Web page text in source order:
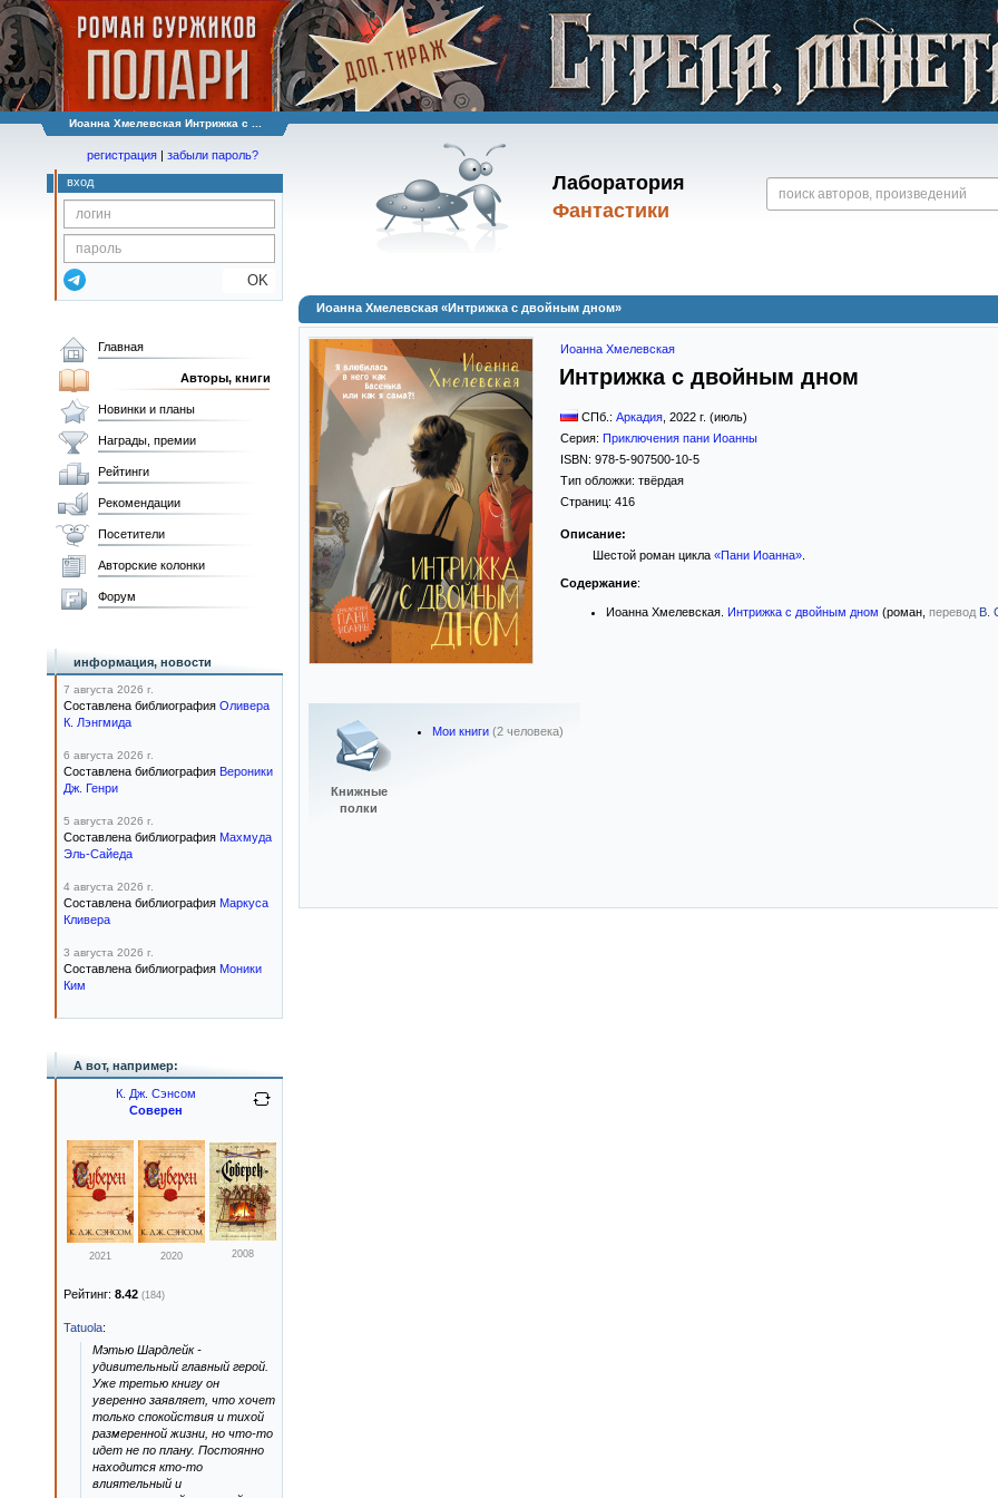
Иоанна Хмелевская Интрижка с ...
Лаборатория
Фантастики
регистрация | забыли пароль?
вход
OK
Иоанна Хмелевская «Интрижка с двойным дном»
Иоанна Хмелевская
Интрижка с двойным дном
СПб.: Аркадия 2022 г. (июль)
Серия: Приключения пани Иоанны
ISBN: 978-5-907500-10-5
Тип обложки: твёрдая
Страниц: 416
Описание:
Шестой роман цикла «Пани Иоанна».
Содержание:
Иоанна Хмелевская. Интрижка с двойным дном (роман, перевод В.
Книжные
полки
Мои книги (2 человека)
Главная
Авторы, книги
Новинки и планы
Награды, премии
Рейтинги
Рекомендации
Посетители
Авторские колонки
Форум
информация, новости
7 августа 2026 г.
Составлена библиография Оливера
К. Лэнгмида
6 августа 2026 г.
Составлена библиография Вероники
Дж. Генри
5 августа 2026 г.
Составлена библиография Махмуда
Эль-Сайеда
4 августа 2026 г.
Составлена библиография Маркуса
Кливера
3 августа 2026 г.
Составлена библиография Моники
Ким
А вот, например:
К. Дж. Сэнсом
Соверен
2021 2020 2008
Рейтинг: 8.42 (184)
Tatuola:
Мэтью Шардлейк -
удивительный главный герой.
Уже третью книгу он
уверенно заявляет, что хочет
только спокойствия и тихой
размеренной жизни, но что-то
идет не по плану. Постоянно
находится кто-то
влиятельный и